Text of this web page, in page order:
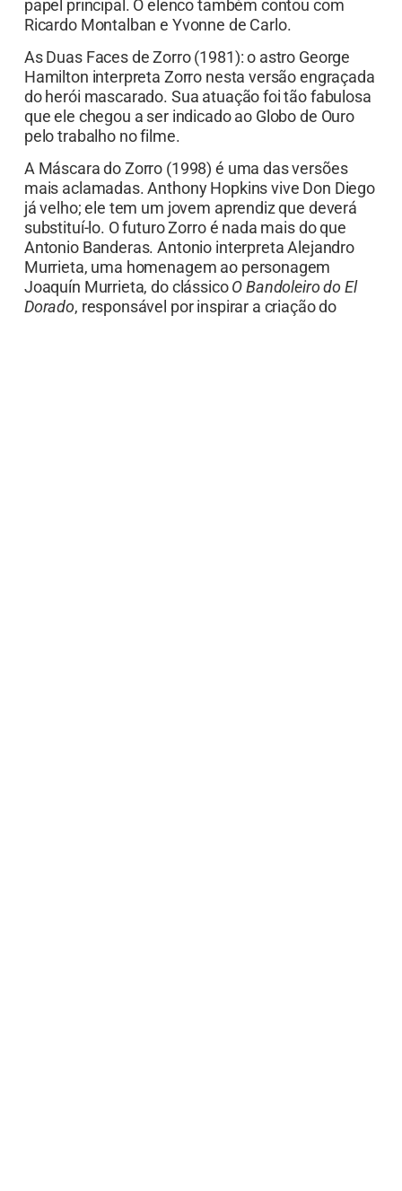
papel principal. O elenco também contou com
Ricardo Montalban e Yvonne de Carlo.
As Duas Faces de Zorro (1981): o astro George
Hamilton interpreta Zorro nesta versão engraçada
do herói mascarado. Sua atuação foi tão fabulosa
que ele chegou a ser indicado ao Globo de Ouro
pelo trabalho no filme.
A Máscara do Zorro (1998) é uma das versões
mais aclamadas. Anthony Hopkins vive Don Diego
já velho; ele tem um jovem aprendiz que deverá
substituí-lo. O futuro Zorro é nada mais do que
Antonio Banderas. Antonio interpreta Alejandro
Murrieta, uma homenagem ao personagem
Joaquín Murrieta, do clássicoO Bandoleiro do El
Dorado, responsável por inspirar a criação do